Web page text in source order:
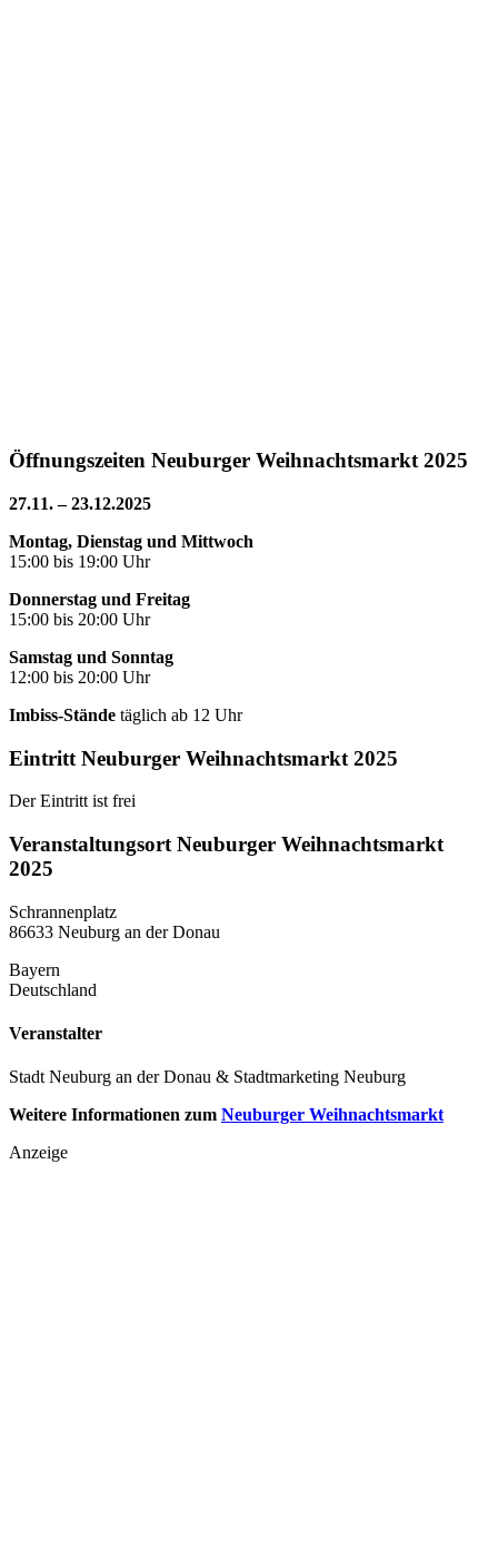
Öffnungszeiten Neuburger Weihnachtsmarkt 2025
27.11. – 23.12.2025
Montag, Dienstag und Mittwoch
15:00 bis 19:00 Uhr
Donnerstag und Freitag
15:00 bis 20:00 Uhr
Samstag und Sonntag
12:00 bis 20:00 Uhr
Imbiss-Stände täglich ab 12 Uhr
Eintritt Neuburger Weihnachtsmarkt 2025
Der Eintritt ist frei
Veranstaltungsort Neuburger Weihnachtsmarkt
2025
Schrannenplatz
86633 Neuburg an der Donau
Bayern
Deutschland
Veranstalter
Stadt Neuburg an der Donau & Stadtmarketing Neuburg
Weitere Informationen zum Neuburger Weihnachtsmarkt
Anzeige